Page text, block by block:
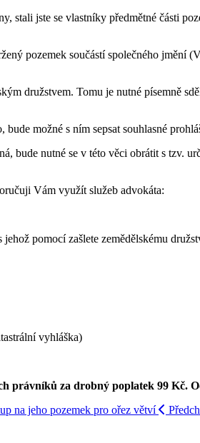
stali jste se vlastníky předmětné části
pozemek součástí společného
družstvem. Tomu je nutné písemně
možné s ním sepsat souhlasné
bude nutné se v této věci obrátit s
Vám využít služeb advokáta:
pomocí zašlete zemědělskému
vyhláška)
právníků za drobný poplatek 99 Kč.
na jeho pozemek pro ořez větví